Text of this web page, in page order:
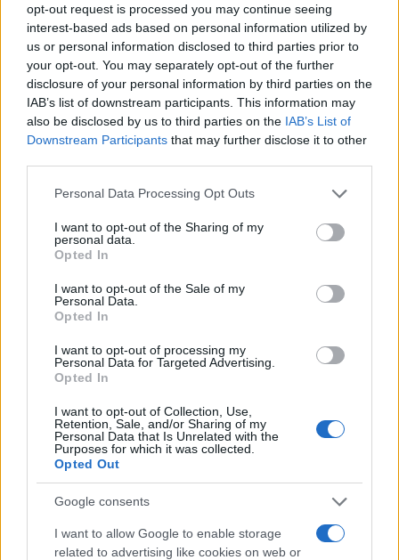
opt-out request is processed you may continue seeing
interest-based ads based on personal information utilized by
us or personal information disclosed to third parties prior to
your opt-out. You may separately opt-out of the further
disclosure of your personal information by third parties on the
IAB’s list of downstream participants. This information may
also be disclosed by us to third parties on the IAB’s List of
Downstream Participants that may further disclose it to other
Please note that this website/app uses one or more Google
not limited to your visit or usage behaviour. You may click to
grant or deny consent to Google and its third-party tags to
use your data for below specified purposes in below Google
consent section.
Personal Data Processing Opt Outs
I want to opt-out of the Sharing of my
personal data.
Opted In
I want to opt-out of the Sale of my
Personal Data.
Opted In
I want to opt-out of processing my
Personal Data for Targeted Advertising.
Opted In
I want to opt-out of Collection, Use,
Retention, Sale, and/or Sharing of my
Personal Data that Is Unrelated with the
Purposes for which it was collected.
Opted Out
Google consents
I want to allow Google to enable storage
related to advertising like cookies on web or
Continuez la lecture
LA FINANCE
Alice Lhabouz : parcours d’une entrepreneuse dans la finance
Thomas Lefevre · 8 Août 2026